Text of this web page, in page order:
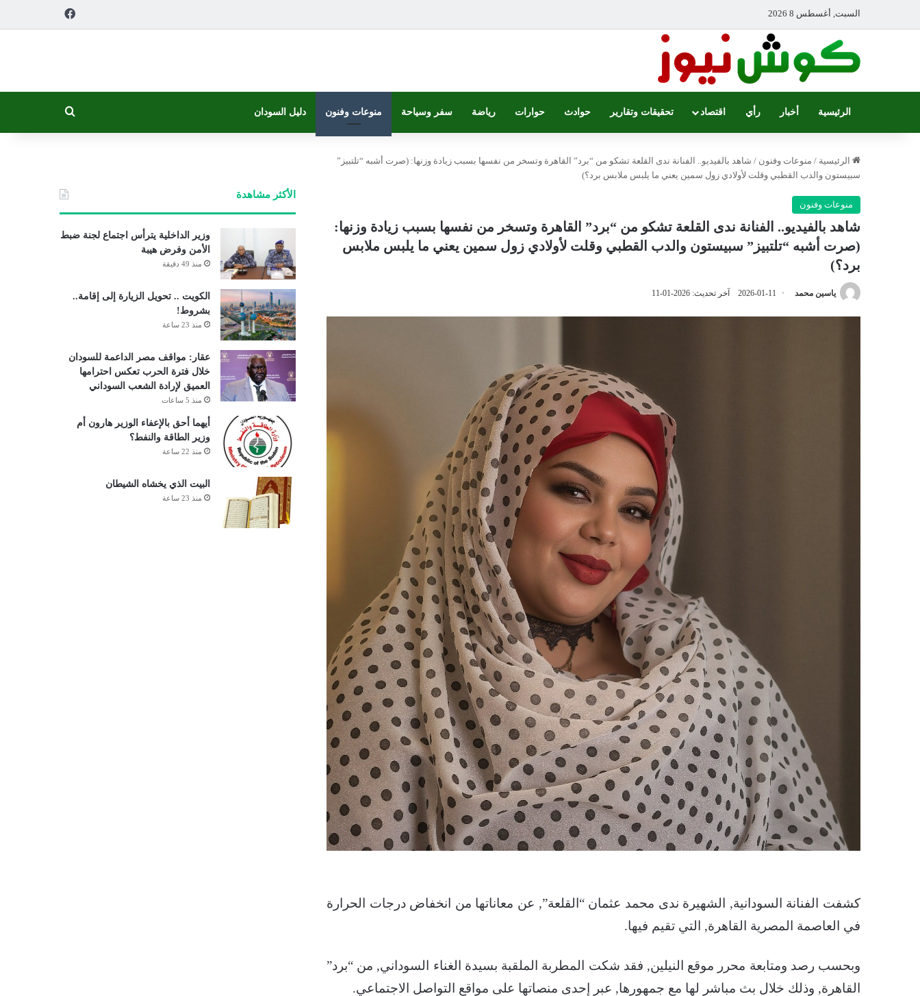
السبت, أغسطس 8 2026
الرئيسية أخبار رأي اقتصاد تحقيقات وتقارير حوادث حوارات رياضة سفر وسياحة منوعات وفنون دليل السودان
الرئيسية / منوعات وفنون / شاهد بالفيديو.. الفنانة ندى القلعة تشكو من “برد” القاهرة وتسخر من نفسها بسبب زيادة وزنها: (صرت أشبه “تلتبيز”
سبيستون والدب القطبي وقلت لأولادي زول سمين يعني ما يلبس ملابس برد؟)
منوعات وفنون
شاهد بالفيديو.. الفنانة ندى القلعة تشكو من “برد” القاهرة وتسخر من نفسها بسبب زيادة وزنها:
(صرت أشبه “تلتبيز” سبيستون والدب القطبي وقلت لأولادي زول سمين يعني ما يلبس ملابس
برد؟)
ياسين محمد 2026-01-11 آخر تحديث: 2026-01-11
كشفت الفنانة السودانية, الشهيرة ندى محمد عثمان “القلعة”, عن معاناتها من انخفاض درجات الحرارة
في العاصمة المصرية القاهرة, التي تقيم فيها.
وبحسب رصد ومتابعة محرر موقع النيلين, فقد شكت المطربة الملقبة بسيدة الغناء السوداني, من “برد”
القاهرة, وذلك خلال بث مباشر لها مع جمهورها, عبر إحدى منصاتها على مواقع التواصل الاجتماعي.
الأكثر مشاهدة
وزير الداخلية يترأس اجتماع لجنة ضبط
الأمن وفرض هيبة
منذ 49 دقيقة
الكويت .. تحويل الزيارة إلى إقامة..
بشروط!
منذ 23 ساعة
عقار: مواقف مصر الداعمة للسودان
خلال فترة الحرب تعكس احترامها
العميق لإرادة الشعب السوداني
منذ 5 ساعات
أيهما أحق بالإعفاء الوزير هارون أم
وزير الطاقة والنفط؟
منذ 22 ساعة
البيت الذي يخشاه الشيطان
منذ 23 ساعة